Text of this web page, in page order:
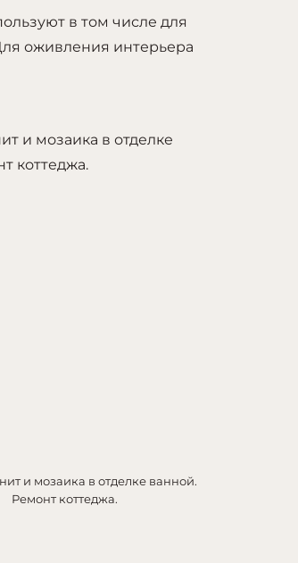
в том числе для
оживления интерьера
и мозаика в отделке ванной.
Ремонт коттеджа.